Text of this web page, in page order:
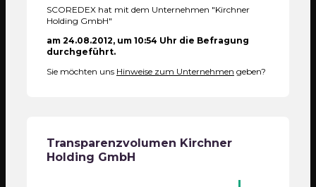
SCOREDEX hat mit dem Unternehmen "Kirchner
Holding GmbH"
am 24.08.2012, um 10:54 Uhr die Befragung
durchgeführt.
Sie möchten uns Hinweise zum Unternehmen geben?
Transparenzvolumen Kirchner
Holding GmbH